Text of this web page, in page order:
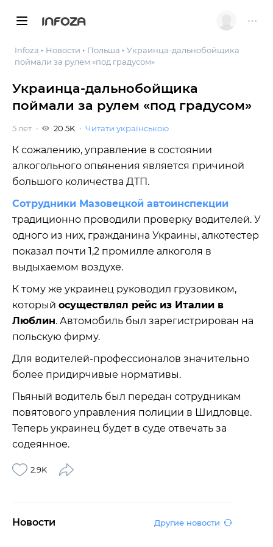
INFOZA
Infoza Новости Польша
Украинца-дальнобойщика
поймали за рулем «под градусом»
Украинца-дальнобойщика
поймали за рулем «под градусом»
5 лет 20.5K Читати українською
К сожалению, управление в состоянии
алкогольного опьянения является причиной
большого количества ДТП.
Сотрудники Мазовецкой автоинспекции
традиционно проводили проверку водителей. У
одного из них, гражданина Украины, алкотестер
показал почти 1,2 промилле алкоголя в
выдыхаемом воздухе.
К тому же украинец руководил грузовиком,
который осуществлял рейс из Италии в
Люблин. Автомобиль был зарегистрирован на
польскую фирму.
Для водителей-профессионалов значительно
более придирчивые нормативы.
Пьяный водитель был передан сотрудникам
повятового управления полиции в Шидловце.
Теперь украинец будет в суде отвечать за
содеянное.
2.9K
Новости Другие новости